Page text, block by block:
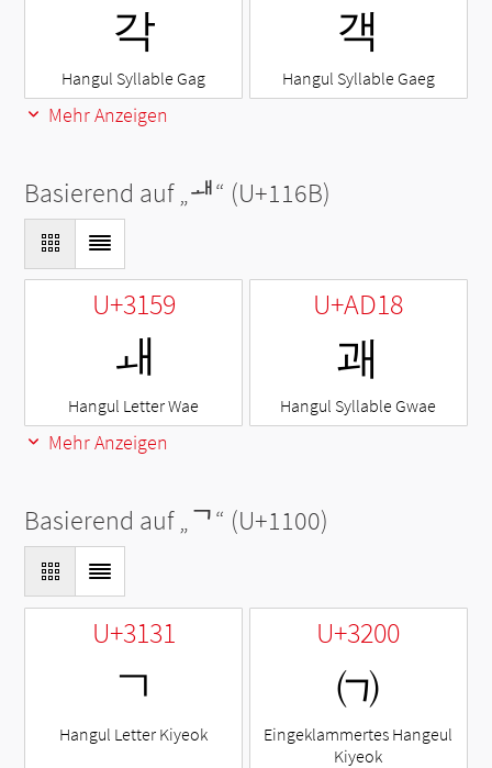
각
Hangul Syllable Gag
객
Hangul Syllable Gaeg
Mehr Anzeigen
Basierend auf „ᅫ“ (U+116B)
U+3159
ㅙ
Hangul Letter Wae
U+AD18
괘
Hangul Syllable Gwae
Mehr Anzeigen
Basierend auf „ᄀ“ (U+1100)
U+3131
ㄱ
Hangul Letter Kiyeok
U+3200
㈀
Eingeklammertes Hangeul
Kiyeok